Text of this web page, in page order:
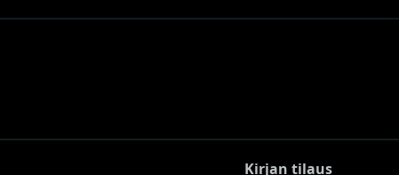
Kirjan tilaus